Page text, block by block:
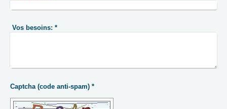
Vos besoins: *
Captcha (code anti-spam) *